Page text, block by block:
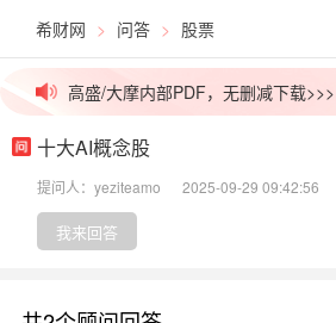
希财网 > 问答 > 股票
价值千元外资研报，今日免费更新>>>
高盛/大摩内部PDF，无删减下载>>>
拒绝信息差！一手英文研报解锁>>>
高价稀缺资源群，最后10个名额>>>
十大AI概念股
提问人：yeziteamo 2025-09-29 09:42:56
我来回答